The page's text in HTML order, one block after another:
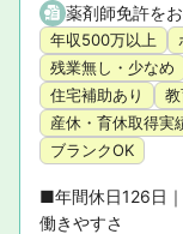
薬剤師免許を
年収500万以上
残業無し・少なめ
住宅補助あり
産休・育休取得実
ブランクOK
■年間休日126日
働きやすさ